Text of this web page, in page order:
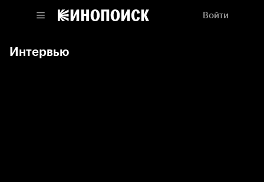
Войти
Интервью